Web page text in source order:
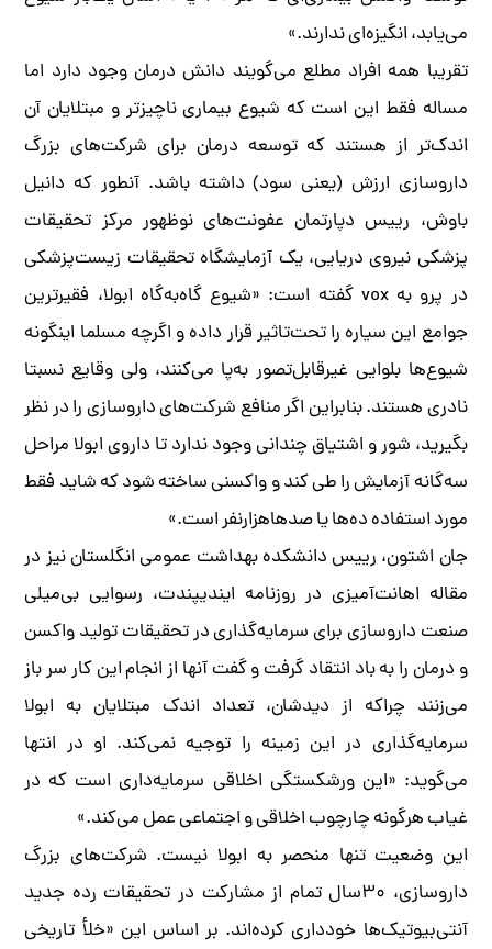
می‌یابد، انگیزه‌ای ندارند.»
تقریبا همه افراد مطلع می‌گویند دانش درمان وجود دارد اما
مساله فقط این است که شیوع بیماری ناچیزتر و مبتلایان آن
اندک‌تر از هستند که توسعه درمان برای شرکت‌های بزرگ
داروسازی ارزش (یعنی سود) داشته باشد. آنطور که دانیل
باوش، رییس دپارتمان عفونت‌های نوظهور مرکز تحقیقات
پزشکی نیروی دریایی، یک آزمایشگاه تحقیقات زیست‌پزشکی
در پرو به vox گفته است: «شیوع گاه‌به‌گاه ابولا، فقیرترین
جوامع این سیاره را تحت‌تاثیر قرار داده و اگرچه مسلما اینگونه
شیوع‌ها بلوایی غیرقابل‌تصور به‌پا می‌کنند، ولی وقایع نسبتا
نادری هستند. بنابراین اگر منافع شرکت‌های داروسازی را در نظر
بگیرید، شور و اشتیاق چندانی وجود ندارد تا داروی ابولا مراحل
سه‌گانه آزمایش را طی کند و واکسنی ساخته شود که شاید فقط
مورد استفاده ده‌ها یا صدهاهزارنفر است.»
جان اشتون، رییس دانشکده بهداشت عمومی انگلستان نیز در
مقاله اهانت‌آمیزی در روزنامه ایندیپندت، رسوایی بی‌میلی
صنعت داروسازی برای سرمایه‌گذاری در تحقیقات تولید واکسن
و درمان را به باد انتقاد گرفت و گفت آنها از انجام این کار سر باز
می‌زنند چراکه از دیدشان، تعداد اندک مبتلایان به ابولا
سرمایه‌گذاری در این زمینه را توجیه نمی‌کند. او در انتها
می‌گوید: «این ورشکستگی اخلاقی سرمایه‌داری است که در
غیاب هرگونه چارچوب اخلاقی و اجتماعی عمل می‌کند.»
این وضعیت تنها منحصر به ابولا نیست. شرکت‌های بزرگ
داروسازی، ۳۰‌سال تمام از مشارکت در تحقیقات رده جدید
آنتی‌بیوتیک‌ها خودداری کرده‌اند. بر اساس این «خلأ تاریخی